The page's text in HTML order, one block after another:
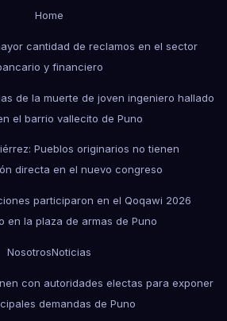
Home
cantidad de reclamos en el sector
y financiero
de la muerte de joven ingeniero hallado
el barrio vallecito de Puno
Pueblos originarios no tienen
directa en el nuevo congreso
participaron en el Qoqawi 2026
en la plaza de armas de Puno
NosotrosNoticias
con autoridades electas para exponer
demandas de Puno